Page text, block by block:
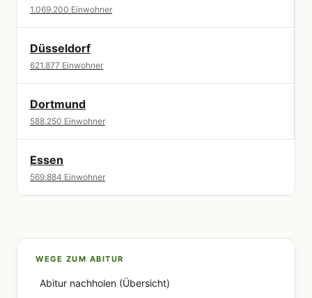
1.069.200 Einwohner
Düsseldorf
621.877 Einwohner
Dortmund
588.250 Einwohner
Essen
569.884 Einwohner
WEGE ZUM ABITUR
Abitur nachholen (Übersicht)